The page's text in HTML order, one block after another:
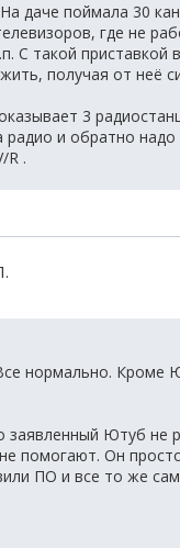
На даче поймала 30
где не
С такой приставкой
получая от неё
3
радио и обратно
R .
нормально. Кроме
заявленный Ютуб не
помогают. Он
ПО и все то же